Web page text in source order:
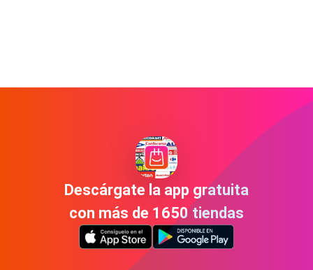
Descárgate la app gratuita
con más de 1650 tiendas